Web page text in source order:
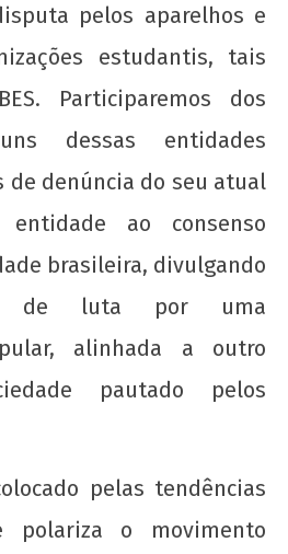
pelos aparelhos e
estudantis, tais
Participaremos dos
dessas entidades
de denúncia do seu atual
ao consenso
brasileira, divulgando
de luta por uma
alinhada a outro
pautado pelos
pelas tendências
polariza o movimento